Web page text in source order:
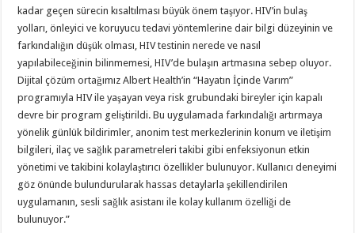
kadar geçen sürecin kısaltılması büyük önem taşıyor. HIV’in bulaş
yolları, önleyici ve koruyucu tedavi yöntemlerine dair bilgi düzeyinin ve
farkındalığın düşük olması, HIV testinin nerede ve nasıl
yapılabileceğinin bilinmemesi, HIV’de bulaşın artmasına sebep oluyor.
Dijital çözüm ortağımız Albert Health’in “Hayatın İçinde Varım”
programıyla HIV ile yaşayan veya risk grubundaki bireyler için kapalı
devre bir program geliştirildi. Bu uygulamada farkındalığı artırmaya
yönelik günlük bildirimler, anonim test merkezlerinin konum ve iletişim
bilgileri, ilaç ve sağlık parametreleri takibi gibi enfeksiyonun etkin
yönetimi ve takibini kolaylaştırıcı özellikler bulunuyor. Kullanıcı deneyimi
göz önünde bulundurularak hassas detaylarla şekillendirilen
uygulamanın, sesli sağlık asistanı ile kolay kullanım özelliği de
bulunuyor.”